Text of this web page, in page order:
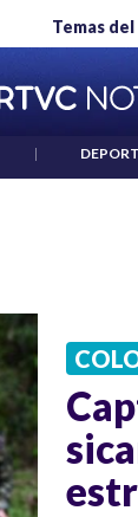
Temas
"HABLAR NO
|